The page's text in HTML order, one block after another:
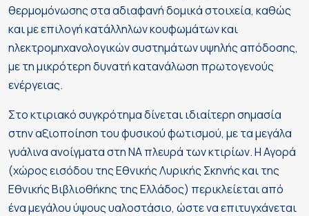
θερμομόνωσης στα αδιαφανή δομικά στοιχεία, καθώς
και με επιλογή κατάλληλων κουφωμάτων και
ηλεκτρομηχανολογικών συστημάτων υψηλής απόδοσης,
με τη μικρότερη δυνατή κατανάλωση πρωτογενούς
ενέργειας.
Στο κτιριακό συγκρότημα δίνεται ιδιαίτερη σημασία
στην αξιοποίηση του φυσικού φωτισμού, με τα μεγάλα
γυάλινα ανοίγματα στη ΝΑ πλευρά των κτιρίων. Η Αγορά
(χώρος εισόδου της Εθνικής Λυρικής Σκηνής και της
Εθνικής Βιβλιοθήκης της Ελλάδος) περικλείεται από
ένα μεγάλου ύψους υαλοστάσιο, ώστε να επιτυγχάνεται